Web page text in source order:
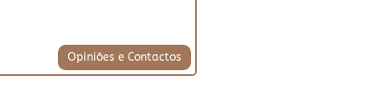
Opiniões e Contactos